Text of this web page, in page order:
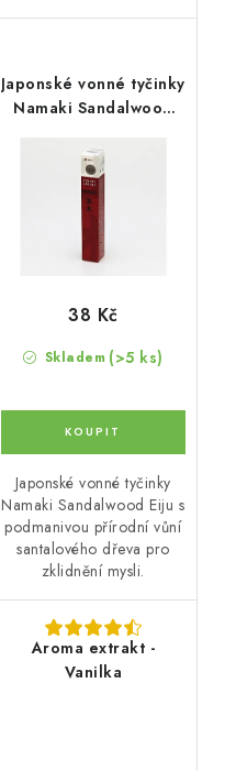
Japonské vonné tyčinky
Namaki Sandalwood
Skladem (>5 ks)
38 Kč
Japonské vonné tyčinky
Namaki Sandalwood Eiju s
podmanivou přírodní vůní
santalového dřeva pro
zklidnění mysli.
Aroma extrakt -
Vanilka